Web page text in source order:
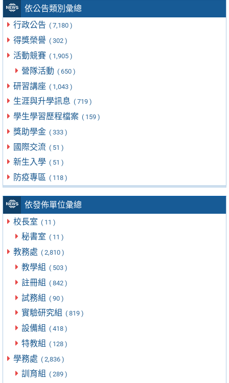
依公告類別彙總
行政公告 ( 7,180 )
得獎榮譽 ( 302 )
活動競賽 ( 1,905 )
營隊活動 ( 650 )
研習講座 ( 1,043 )
生涯與升學訊息 ( 719 )
學生學習歷程檔案 ( 159 )
獎助學金 ( 333 )
國際交流 ( 51 )
新生入學 ( 51 )
防疫專區 ( 118 )
依發佈單位彙總
校長室 ( 11 )
秘書室 ( 11 )
教務處 ( 2,810 )
教學組 ( 503 )
註冊組 ( 842 )
試務組 ( 90 )
實驗研究組 ( 819 )
設備組 ( 418 )
特教組 ( 128 )
學務處 ( 2,836 )
訓育組 ( 289 )